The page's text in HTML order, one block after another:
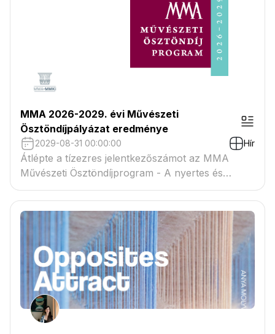
MMA 2026-2029. évi Művészeti
Ösztöndíjpályázat eredménye
2029-08-31 00:00:00 Hír
Átlépte a tízezres jelentkezőszámot az MMA
Művészeti Ösztöndíjprogram - A nyertes és
tartaléklistás pályázók névsora megtekinthető a
csatolmányban